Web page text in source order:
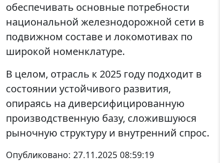
обеспечивать основные потребности
национальной железнодорожной сети в
подвижном составе и локомотивах по
широкой номенклатуре.
В целом, отрасль к 2025 году подходит в
состоянии устойчивого развития,
опираясь на диверсифицированную
производственную базу, сложившуюся
рыночную структуру и внутренний спрос.
Опубликовано: 27.11.2025 08:59:19